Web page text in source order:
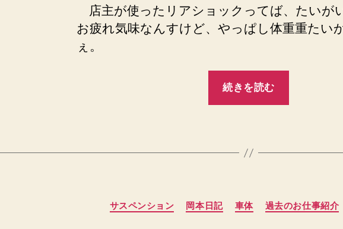
店主が使ったリアショックってば、たいが
お疲れ気味なんすけど、やっぱし体重重たい
ぇ。
続きを読む
21
日
カ
テ
サスペンション 岡本日記 車体 過去のお仕事紹介